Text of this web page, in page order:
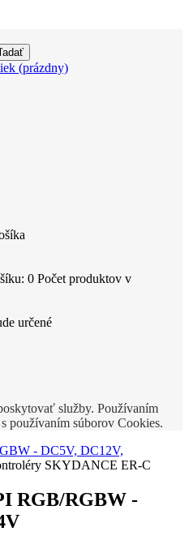
(prázdny)
0 Počet produktov v
určené
služby. Používaním
používaním súborov Cookies.
- DC5V, DC12V,
SKYDANCE ER-C
RGB/RGBW -